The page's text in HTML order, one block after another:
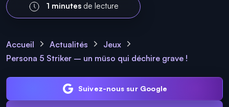
1 minutes de lecture
Accueil Actualités
Jeux
Persona 5 Striker – un müso qui déchire grave !
Suivez-nous sur Google